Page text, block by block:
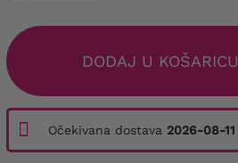
DODAJ U KOŠARICU
Očekivana dostava 2026-08-11